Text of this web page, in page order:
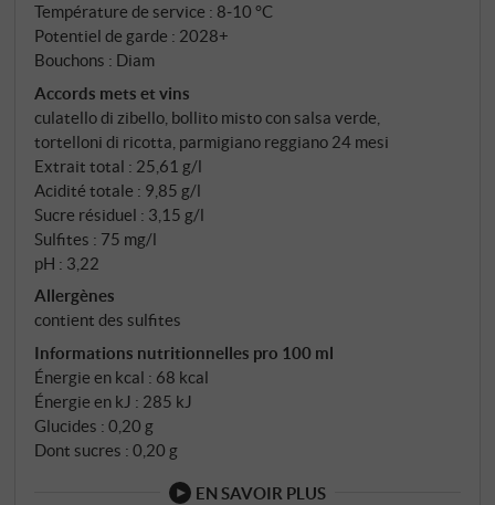
retracer les millésimes – et qui révèle comment ce
vin se présentait bien avant que quiconque n’ait eu
l’idée de le rendre sucré.
Température de service : 8‑10 °C
Potentiel de garde : 2028+
Bouchons : Diam
Accords mets et vins
culatello di zibello, bollito misto con salsa verde,
tortelloni di ricotta, parmigiano reggiano 24 mesi
Extrait total : 25,61 g/l
Acidité totale : 9,85 g/l
Sucre résiduel : 3,15 g/l
Sulfites : 75 mg/l
pH : 3,22
Allergènes
contient des sulfites
Informations nutritionnelles pro 100 ml
Énergie en kcal : 68 kcal
Énergie en kJ : 285 kJ
Glucides : 0,20 g
Dont sucres : 0,20 g
EN SAVOIR PLUS